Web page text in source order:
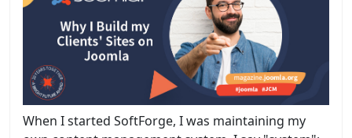
When I started SoftForge, I was maintaining my